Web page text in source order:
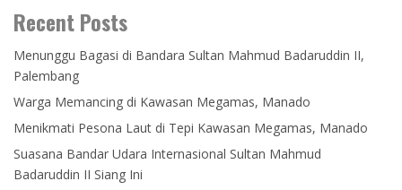
Recent Posts
Menunggu Bagasi di Bandara Sultan Mahmud Badaruddin II,
Palembang
Warga Memancing di Kawasan Megamas, Manado
Menikmati Pesona Laut di Tepi Kawasan Megamas, Manado
Suasana Bandar Udara Internasional Sultan Mahmud
Badaruddin II Siang Ini